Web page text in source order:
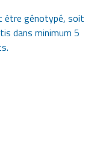
être génotypé, soit
dans minimum 5